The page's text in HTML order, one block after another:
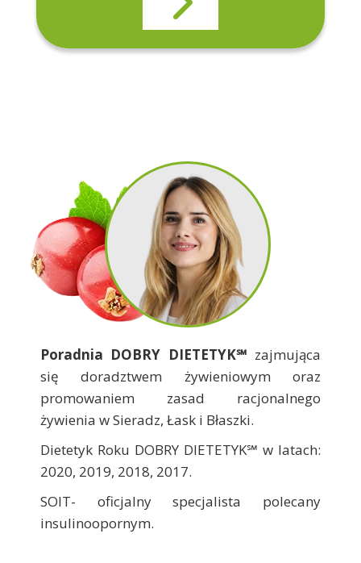
Poradnia DOBRY DIETETYK℠ zajmująca
się doradztwem żywieniowym oraz
promowaniem zasad racjonalnego
żywienia w Sieradz, Łask i Błaszki.
Dietetyk Roku DOBRY DIETETYK℠ w latach:
2020, 2019, 2018, 2017.
SOIT- oficjalny specjalista polecany
insulinoopornym.